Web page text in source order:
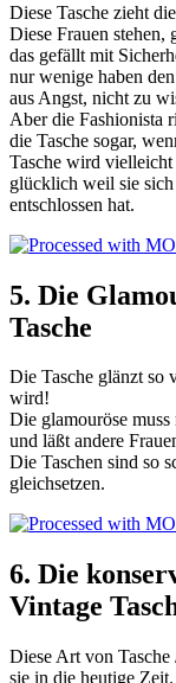
Diese Tasche zieht
Diese Frauen
das gefällt mit
nur wenige haben
aus Angst, nicht zu
Aber die Fashionista
die Tasche sogar,
Tasche wird
glücklich weil sie
entschlossen hat.
5. Die
Tasche
Die Tasche glänzt so
wird!
Die glamouröse
und läßt andere
Die Taschen sind so
gleichsetzen.
6. Die
Vintage
Diese Art von Tasche
sie in die heutige